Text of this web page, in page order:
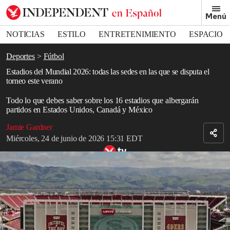
Menú
NOTICIAS ESTILO ENTRETENIMIENTO
ESPACIO
DEPORTES
Deportes
Fútbol
Estadios del Mundial 2026: todas las sedes en las que se disputa el
torneo este verano
Todo lo que debes saber sobre los 16 estadios que albergarán
partidos en Estados Unidos, Canadá y México
Jamie Gardner
Miércoles, 24 de junio de 2026 15:31 EDT
Bookmark popover
Removed from bookmarks
Close popover
Un recorrido con drones por el Levi’s Stadium revela una
arquitectura moderna impresionante.
Read in English
LaCopa del Mundoya comenzó y los partidos están repartidos
entre los 16 estadios deEstados Unidos, Canadá México
.